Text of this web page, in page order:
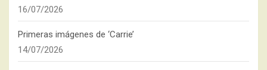
16/07/2026
Primeras imágenes de ‘Carrie’
14/07/2026